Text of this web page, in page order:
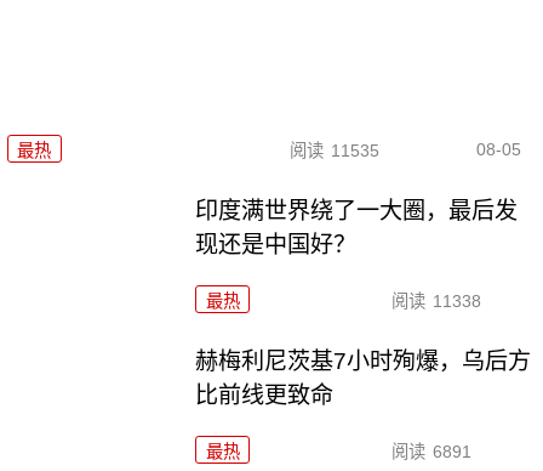
最热 阅读 11535 08-05
印度满世界绕了一大圈，最后发
现还是中国好？
最热 阅读 11338
赫梅利尼茨基7小时殉爆，乌后方
比前线更致命
最热 阅读 6891